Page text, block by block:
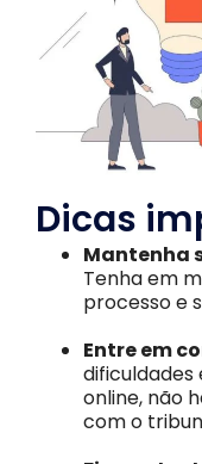
Dicas
Mantenha
Tenha em
processo e
Entre em
online, não
com o